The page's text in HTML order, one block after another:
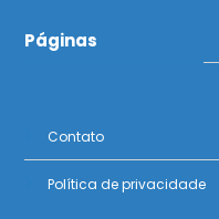
Páginas
Contato
Política de privacidade